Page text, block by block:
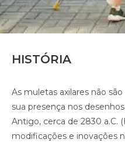
HISTÓRIA
As muletas axilares não
sua presença nos
Antigo, cerca de 2830 a.C.
modificações e inovações